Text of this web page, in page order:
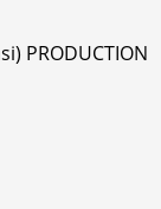
PRODUCTION